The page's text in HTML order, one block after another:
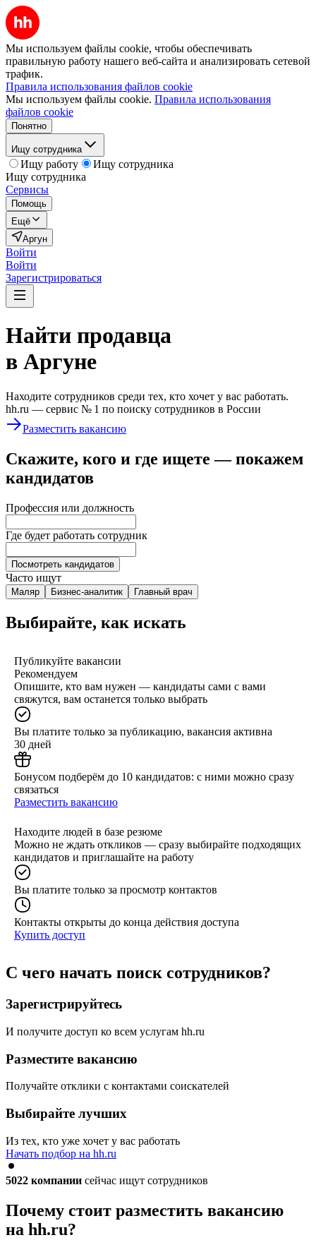
Мы используем файлы cookie, чтобы обеспечивать
правильную работу нашего веб-сайта и анализировать сетевой
трафик.
Правила использования файлов cookie
Мы используем файлы cookie. Правила использования
файлов cookie
Понятно
Ищу сотрудника
Ищу работу
Ищу сотрудника
Ищу сотрудника
Сервисы
Помощь
Ещё
Аргун
Войти
Войти
Зарегистрироваться
Найти продавца
в Аргуне
Находите сотрудников среди тех, кто хочет у вас работать.
hh.ru — сервис № 1 по поиску сотрудников в России
Разместить вакансию
Скажите, кого и где ищете — покажем
кандидатов
Профессия или должность
Где будет работать сотрудник
Посмотреть кандидатов
Часто ищут
Маляр Бизнес-аналитик Главный врач
Выбирайте, как искать
Публикуйте вакансии
Рекомендуем
Опишите, кто вам нужен — кандидаты сами с вами
свяжутся, вам останется только выбрать
Вы платите только за публикацию, вакансия активна
30 дней
Бонусом подберём до 10 кандидатов: с ними можно сразу
связаться
Разместить вакансию
Находите людей в базе резюме
Можно не ждать откликов — сразу выбирайте подходящих
кандидатов и приглашайте на работу
Вы платите только за просмотр контактов
Контакты открыты до конца действия доступа
Купить доступ
С чего начать поиск сотрудников?
Зарегистрируйтесь
И получите доступ ко всем услугам hh.ru
Разместите вакансию
Получайте отклики с контактами соискателей
Выбирайте лучших
Из тех, кто уже хочет у вас работать
Начать подбор на hh.ru
5022 компании сейчас ищут сотрудников
Почему стоит разместить вакансию
на hh.ru?